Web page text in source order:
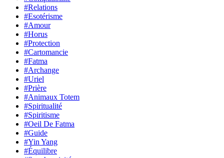
#Relations
#Esotérisme
#Amour
#Horus
#Protection
#Cartomancie
#Fatma
#Archange
#Uriel
#Prière
#Animaux Totem
#Spiritualité
#Spiritisme
#Oeil De Fatma
#Guide
#Yin Yang
#Équilibre